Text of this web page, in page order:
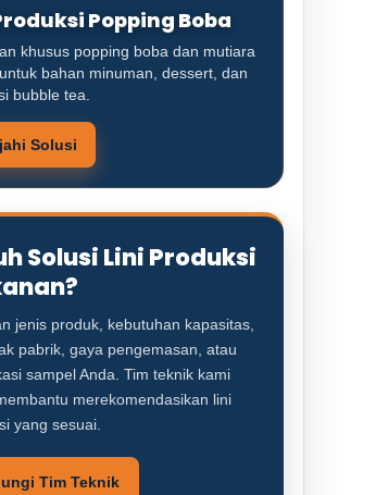
Popping Boba
khusus popping boba dan mutiara
bahan minuman, dessert, dan
bubble tea.
Solusi
Solusi Lini Produksi
jenis produk, kebutuhan kapasitas,
pabrik, gaya pengemasan, atau
sampel Anda. Tim teknik kami
merekomendasikan lini
yang sesuai.
Tim Teknik